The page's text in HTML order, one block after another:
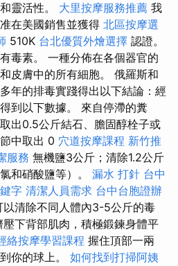
靈活性。 大里按摩服務推薦 我
在美國銷售並獲得 北區按摩選
510K 台北優質外燴選擇 認證。
毒素。 一種分佈在各個器官的
皮膚中的所有細胞。 俄羅斯和
年的排毒實踐得出以下結論：經
到以下數據。 來自停滯的糞
出0.5公斤結石、膽固醇栓子或
中取出 0 穴道按摩課程 新竹推
服務 無機鹽3公斤；清除1.2公斤
和硝酸鹽等）。 漏水 打針 台中
字 清潔人員需求 台中台胞證辦
清除不同人體內3-5公斤的毒
下背部肌肉，積極鍛鍊身體平
絡按摩學習課程 握住頂部一兩
你的球上。 如何找到打掃阿姨